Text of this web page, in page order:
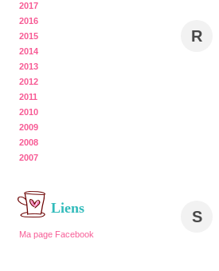
2017
2016
2015
2014
2013
2012
2011
2010
2009
2008
2007
Liens
Ma page Facebook
R
S